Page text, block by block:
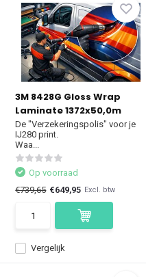
3M 8428G Gloss Wrap
Laminate 1372x50,0m
De "Verzekeringspolis" voor je
IJ280 print.
Waa...
Vergelijk
Op voorraad
€739,65 €649,95 Excl. btw